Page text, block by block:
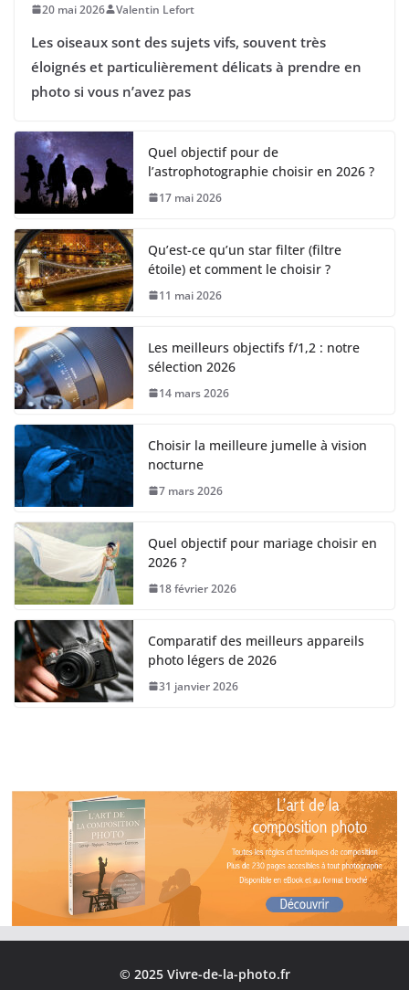
20 mai 2026 Valentin Lefort
Les oiseaux sont des sujets vifs, souvent très
éloignés et particulièrement délicats à prendre en
photo si vous n’avez pas
Quel objectif pour de
l’astrophotographie choisir en 2026 ?
17 mai 2026
Qu’est-ce qu’un star filter (filtre
étoile) et comment le choisir ?
11 mai 2026
Les meilleurs objectifs f/1,2 : notre
sélection 2026
14 mars 2026
Choisir la meilleure jumelle à vision
nocturne
7 mars 2026
Quel objectif pour mariage choisir en
2026 ?
18 février 2026
Comparatif des meilleurs appareils
photo légers de 2026
31 janvier 2026
© 2025 Vivre-de-la-photo.fr